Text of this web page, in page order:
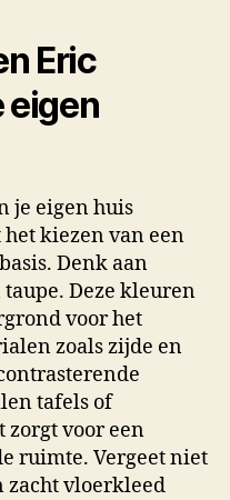
Eric
eigen
je eigen huis
het kiezen van een
Denk aan
Deze kleuren
voor het
zoals zijde en
tafels of
zorgt voor een
ruimte. Vergeet niet
zacht vloerkleed